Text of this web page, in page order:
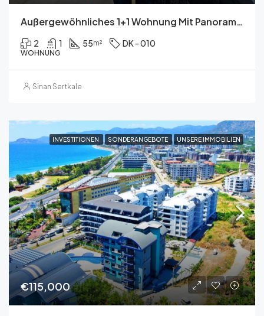
Außergewöhnliches 1+1 Wohnung Mit Panoramablick Auf Das Mittelmee
2 1 55m² DK - 010
WOHNUNG
Sinan Sertkale
INVESTITIONEN SONDERANGEBOTE UNSERE IMMOBILIEN
€115,000